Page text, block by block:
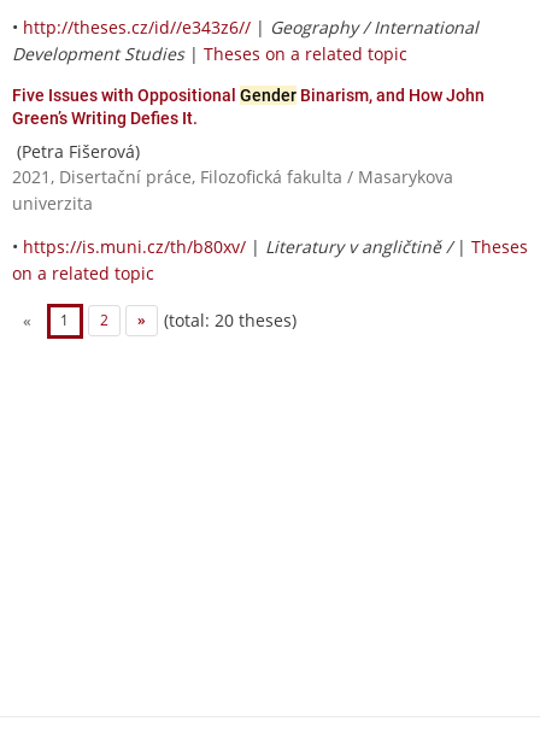
• http://theses.cz/id//e343z6// | Geography / International
Development Studies| Theses on a related topic
Five Issues with Oppositional Gender Binarism, and How John
Green’s Writing Defies It.
(Petra Fišerová)
2021, Disertační práce, Filozofická fakulta / Masarykova
univerzita
• https://is.muni.cz/th/b80xv/ | Literatury v angličtině / | Theses
on a related topic
« 1 2 » (total: 20 theses)